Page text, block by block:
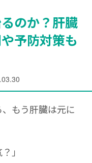
のか？肝臓
予防対策も
もう肝臓は元に
」